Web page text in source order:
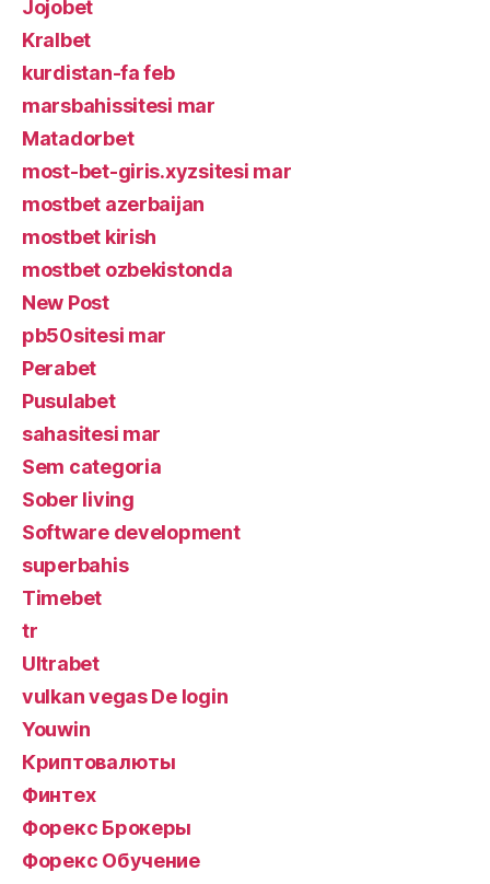
Jojobet
Kralbet
kurdistan-fa feb
marsbahissitesi mar
Matadorbet
most-bet-giris.xyzsitesi mar
mostbet azerbaijan
mostbet kirish
mostbet ozbekistonda
New Post
pb50sitesi mar
Perabet
Pusulabet
sahasitesi mar
Sem categoria
Sober living
Software development
superbahis
Timebet
tr
Ultrabet
vulkan vegas De login
Youwin
Криптовалюты
Финтех
Форекс Брокеры
Форекс Обучение